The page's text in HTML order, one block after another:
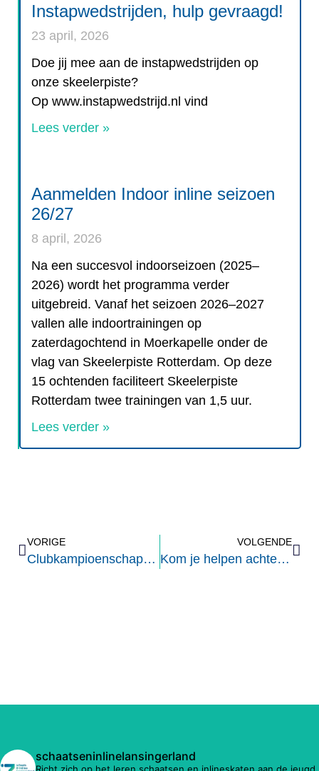
Instapwedstrijden, hulp gevraagd!
23 april, 2026
Doe jij mee aan de instapwedstrijden op
onze skeelerpiste?
Op www.instapwedstrijd.nl vind
Lees verder »
Aanmelden Indoor inline seizoen
26/27
8 april, 2026
Na een succesvol indoorseizoen (2025–
2026) wordt het programma verder
uitgebreid. Vanaf het seizoen 2026–2027
vallen alle indoortrainingen op
zaterdagochtend in Moerkapelle onder de
vlag van Skeelerpiste Rotterdam. Op deze
15 ochtenden faciliteert Skeelerpiste
Rotterdam twee trainingen van 1,5 uur.
Lees verder »
VORIGE
Clubkampioenschappen 9 maart
VOLGENDE
Kom je helpen achter de bar tijdens de inline evenementen?
schaatseninlinelansingerland